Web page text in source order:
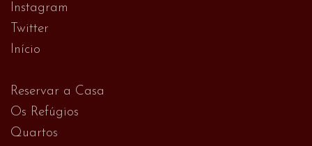
Instagram
Twitter
Início
Reservar a Casa
Os Refúgios
Quartos